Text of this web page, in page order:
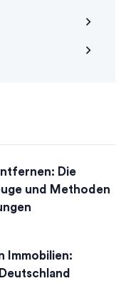
Die
und Methoden
Immobilien: